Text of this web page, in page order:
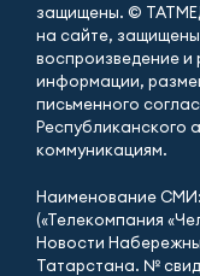
защищены. ©
на сайте,
воспроизведение
информации,
письменного
Республиканского
коммуникациям.
Наименование
(«Телекомпания
Новости
Татарстана. №